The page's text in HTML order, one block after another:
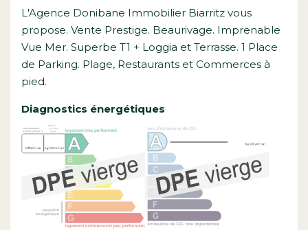
L'Agence Donibane Immobilier Biarritz vous
propose. Vente Prestige. Beaurivage. Imprenable
Vue Mer. Superbe T1 + Loggia et Terrasse. 1 Place
de Parking. Plage, Restaurants et Commerces à
pied.
Diagnostics énergétiques